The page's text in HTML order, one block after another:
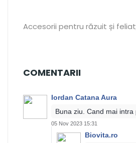
Accesorii pentru răzuit și
COMENTARII
Iordan Catana Aura
Buna ziu. Cand mai intra
05 Nov 2023 15:31
Biovita.ro